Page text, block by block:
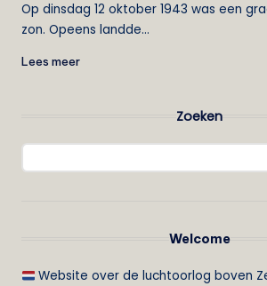
Op dinsdag 12 oktober 1943 was een
zon. Opeens landde…
Lees meer
Zoeken
Welcome
Website over de luchtoorlog boven